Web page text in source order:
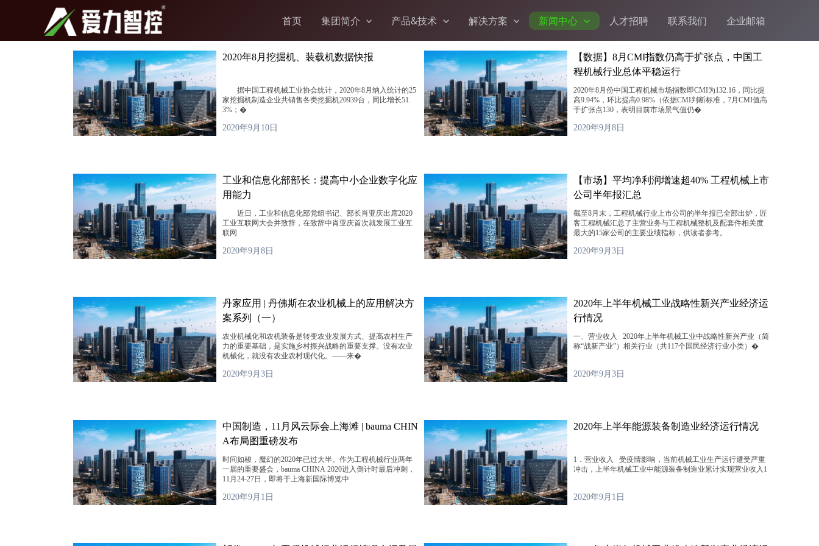
内
首页 集团简介 产品&技术 解决方案 新闻中心 人才招聘 联系我们 企业邮箱
2020年8月挖掘机、装载机数据快报
据中国工程机械工业协会统计，2020年8月纳入统计的25
家挖掘机制造企业共销售各类挖掘机20939台，同比增长51.
3%；�
2020年9月10日
【数据】8月CMI指数仍高于扩张点，中国工
程机械行业总体平稳运行
2020年8月份中国工程机械市场指数即CMI为132.16，同比提
高9.94%，环比提高0.98%（依据CMI判断标准，7月CMI值高
于扩张点130，表明目前市场景气值仍�
2020年9月8日
工业和信息化部部长：提高中小企业数字化应
用能力
近日，工业和信息化部党组书记、部长肖亚庆出席2020
工业互联网大会并致辞，在致辞中肖亚庆首次就发展工业互
联网
2020年9月8日
【市场】平均净利润增速超40% 工程机械上市
公司半年报汇总
截至8月末，工程机械行业上市公司的半年报已全部出炉，匠
客工程机械汇总了主营业务与工程机械整机及配套件相关度
最大的15家公司的主要业绩指标，供读者参考。
2020年9月3日
丹家应用 | 丹佛斯在农业机械上的应用解决方
案系列（一）
农业机械化和农机装备是转变农业发展方式、提高农村生产
力的重要基础，是实施乡村振兴战略的重要支撑。没有农业
机械化，就没有农业农村现代化。——来�
2020年9月3日
2020年上半年机械工业战略性新兴产业经济运
行情况
一、营业收入 2020年上半年机械工业中战略性新兴产业（简
称“战新产业”）相关行业（共117个国民经济行业小类）�
2020年9月3日
中国制造，11月风云际会上海滩 | bauma CHIN
A布局图重磅发布
时间如梭，魔幻的2020年已过大半。作为工程机械行业两年
一届的重要盛会，bauma CHINA 2020进入倒计时最后冲刺，
11月24-27日，即将于上海新国际博览中
2020年9月1日
2020年上半年能源装备制造业经济运行情况
1．营业收入 受疫情影响，当前机械工业生产运行遭受严重
冲击，上半年机械工业中能源装备制造业累计实现营业收入1
2020年9月1日